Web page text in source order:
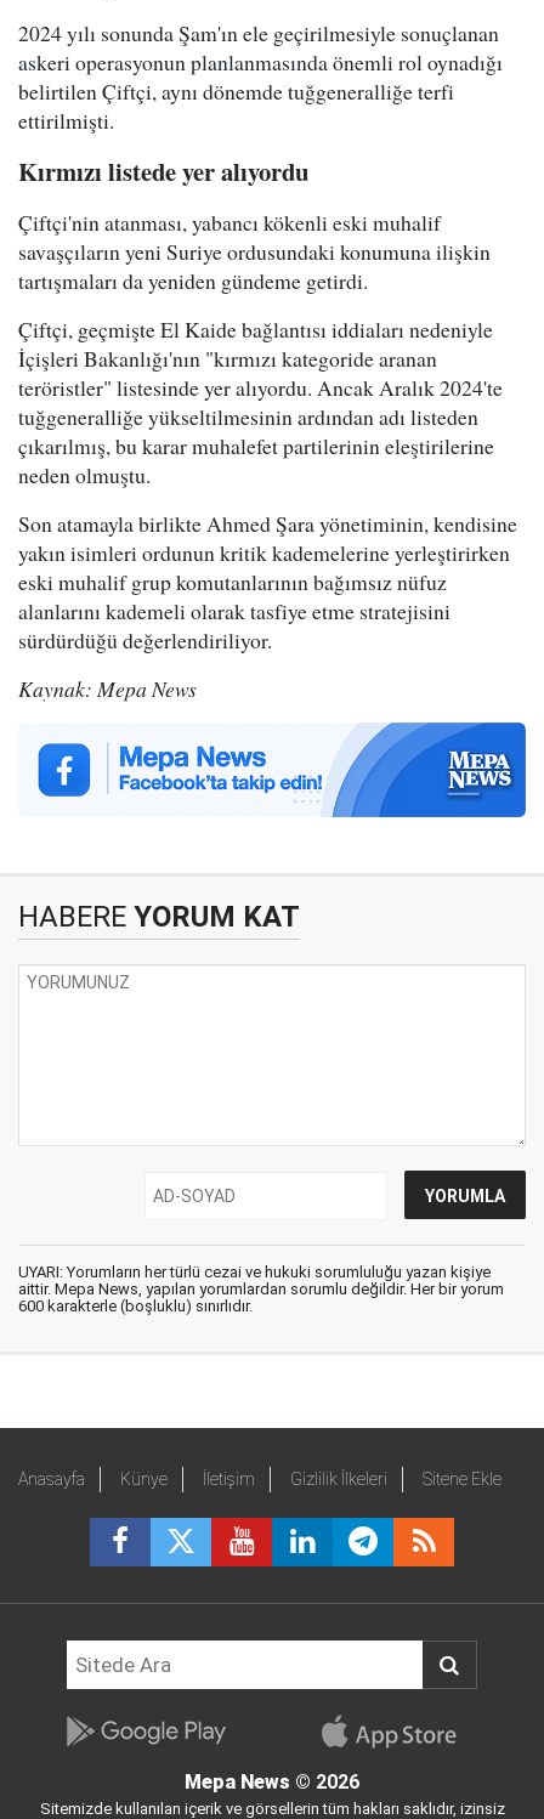
2024 yılı sonunda Şam'ın ele geçirilmesiyle sonuçlanan
askeri operasyonun planlanmasında önemli rol oynadığı
belirtilen Çiftçi, aynı dönemde tuğgeneralliğe terfi
ettirilmişti.
Kırmızı listede yer alıyordu
Çiftçi'nin atanması, yabancı kökenli eski muhalif
savaşçıların yeni Suriye ordusundaki konumuna ilişkin
tartışmaları da yeniden gündeme getirdi.
Çiftçi, geçmişte El Kaide bağlantısı iddiaları nedeniyle
İçişleri Bakanlığı'nın "kırmızı kategoride aranan
teröristler" listesinde yer alıyordu. Ancak Aralık 2024'te
tuğgeneralliğe yükseltilmesinin ardından adı listeden
çıkarılmış, bu karar muhalefet partilerinin eleştirilerine
neden olmuştu.
Son atamayla birlikte Ahmed Şara yönetiminin, kendisine
yakın isimleri ordunun kritik kademelerine yerleştirirken
eski muhalif grup komutanlarının bağımsız nüfuz
alanlarını kademeli olarak tasfiye etme stratejisini
sürdürdüğü değerlendiriliyor.
Kaynak: Mepa News
HABERE YORUM KAT
UYARI: Yorumların her türlü cezai ve hukuki sorumluluğu yazan kişiye
aittir. Mepa News, yapılan yorumlardan sorumlu değildir. Her bir yorum
600 karakterle (boşluklu) sınırlıdır.
Anasayfa Künye İletişim Gizlilik İlkeleri Sitene Ekle
Mepa News © 2026
Sitemizde kullanılan içerik ve görsellerin tüm hakları saklıdır, izinsiz